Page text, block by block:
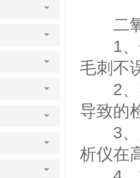
二氧
1、传
毛刺不
2、零
导致的
3、灵
析仪在